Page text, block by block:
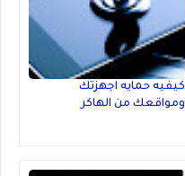
كيفيه حمايه اجهزتك
ومواقعك من الهاكر